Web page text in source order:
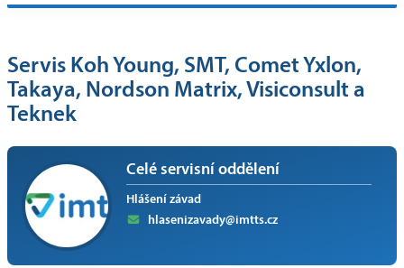
Servis Koh Young, SMT, Comet Yxlon,
Takaya, Nordson Matrix, Visiconsult a
Teknek
Celé servisní oddělení
Hlášení závad
hlasenizavady@imtts.cz